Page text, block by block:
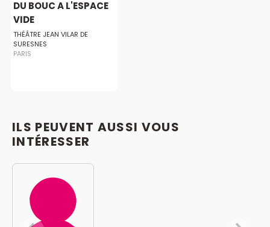
DU BOUC A L'ESPACE
VIDE
THÉÂTRE JEAN VILAR DE
SURESNES
PARIS
ILS PEUVENT AUSSI VOUS
INTÉRESSER